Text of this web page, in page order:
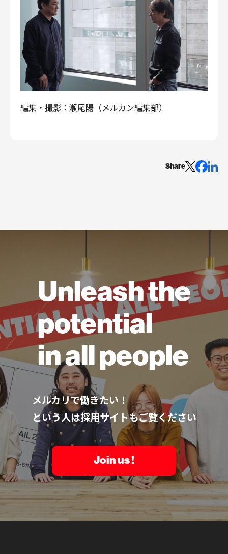
編集・撮影：瀬尾陽（メルカン編集部）
Share
Unleash the
potential
in all people
メルカリで働きたい！
という人は採用サイトもご覧ください
Join us !